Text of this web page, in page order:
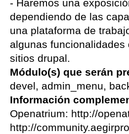
- Haremos una
dependiendo de las
una plataforma de
algunas
sitios drupal.
Módulo(s) que serán
devel, admin_menu,
Información
Openatrium: http://
http://